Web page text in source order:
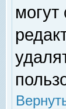
могут